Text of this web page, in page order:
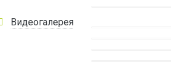
Видеогалерея